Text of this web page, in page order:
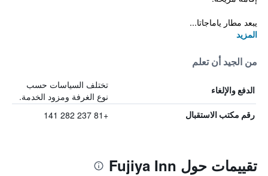
يبعد مطار ياماجاتا...
المزيد
من الجيد أن تعلم
الدفع والإلغاء
تختلف السياسات حسب
نوع الغرفة ومزود الخدمة.
رقم مكتب الاستقبال +81 237 282 141
تقييمات حول Fujiya Inn